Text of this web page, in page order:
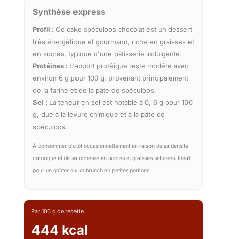
Synthèse express
Profil : Ce cake spéculoos chocolat est un dessert
très énergétique et gourmand, riche en graisses et
en sucres, typique d'une pâtisserie indulgente.
Protéines : L'apport protéique reste modéré avec
environ 6 g pour 100 g, provenant principalement
de la farine et de la pâte de spéculoos.
Sel : La teneur en sel est notable à 0, 6 g pour 100
g, due à la levure chimique et à la pâte de
spéculoos.
À consommer plutôt occasionnellement en raison de sa densité
calorique et de sa richesse en sucres et graisses saturées. Idéal
pour un goûter ou un brunch en petites portions.
Par 100 g de recette
444 kcal